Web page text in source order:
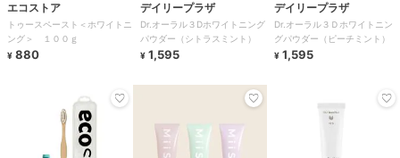
エコストア
トゥースペースト＜ホワイトニ
ング＞ １００ｇ
¥ 880
デイリープラザ
Dr.オーラル３Dホワイトニング
パウダー（シトラスミント）
¥ 1,595
デイリープラザ
Dr.オーラル３Ｄホワイトニン
グパウダー（ピーチミント）
¥ 1,595